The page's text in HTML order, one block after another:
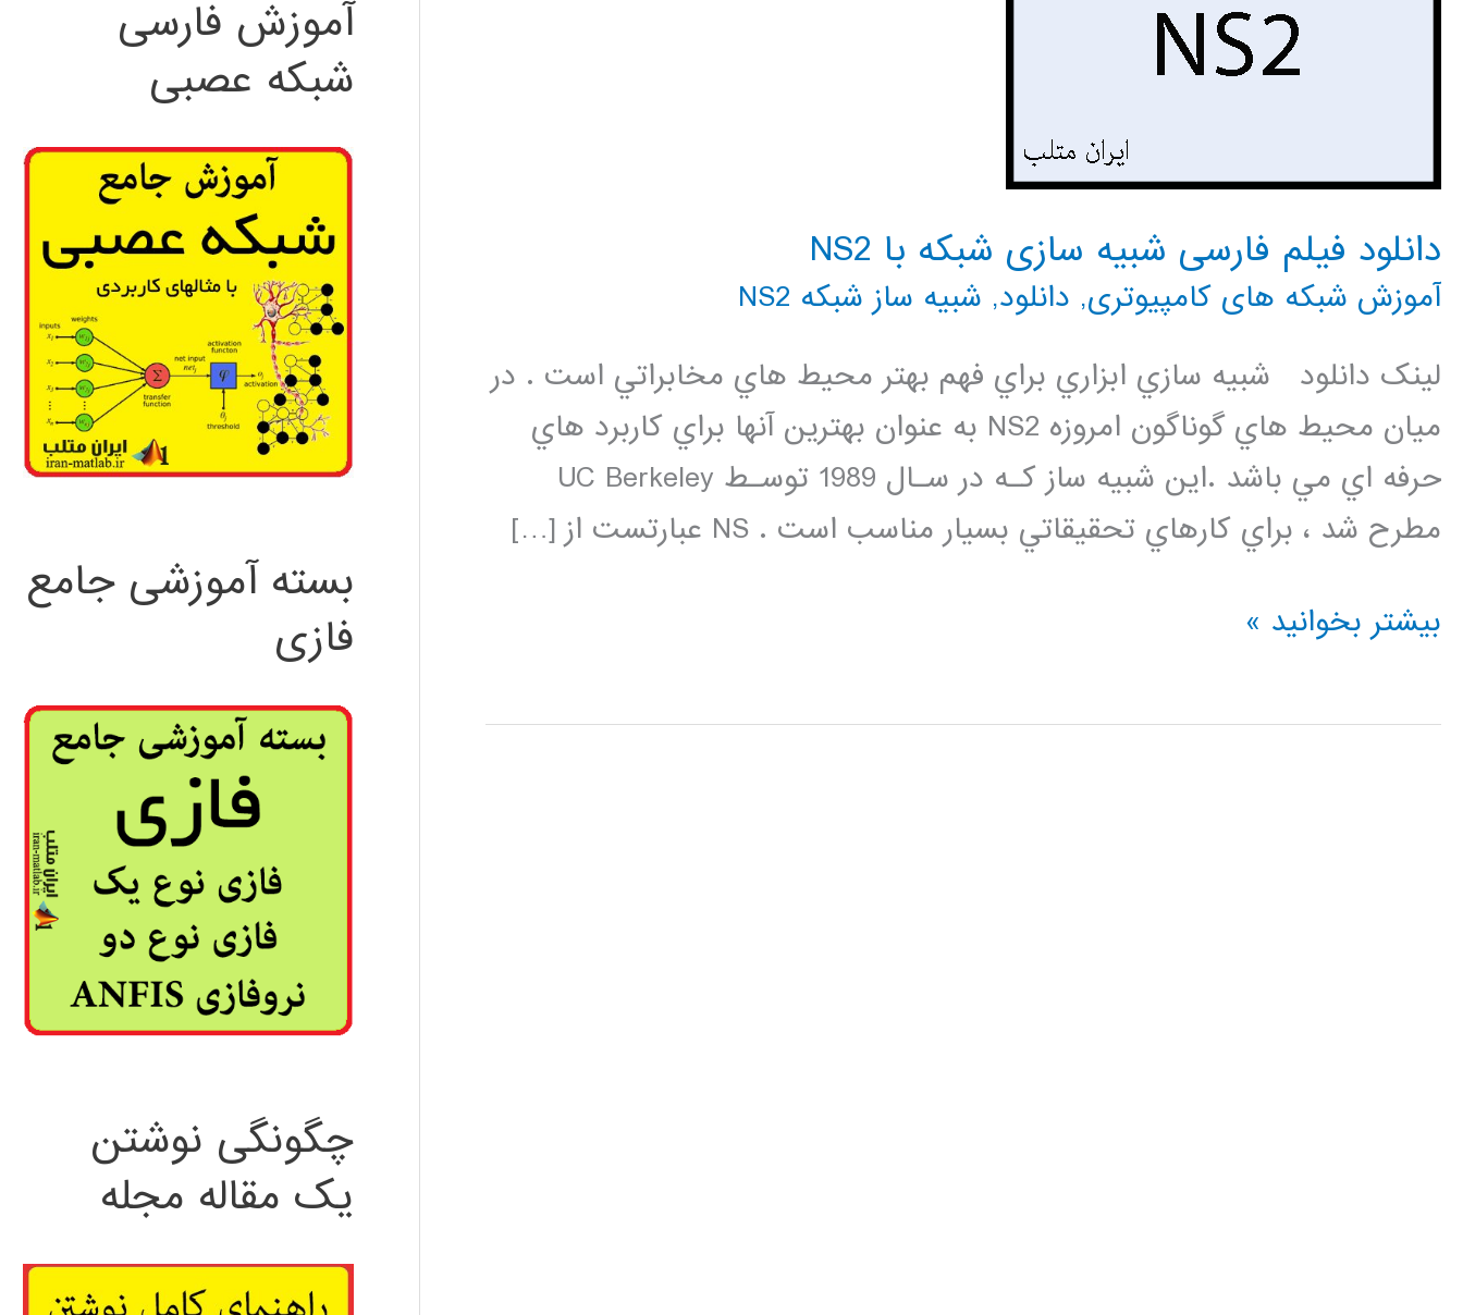
دانلود فیلم فارسی شبیه سازی شبکه با NS2
آموزش شبکه های کامپیوتری, دانلود, شبیه ساز شبکه NS2
لینک دانلود شبيه سازي ابزاري براي فهم بهتر محيط هاي مخابراتي است . در
ميان محيط هاي گوناگون امروزه NS2 به عنوان بهترين آنها براي كاربرد هاي
حرفه اي مي باشد .اين شبيه ساز كـه در سـال 1989 توسـط UC Berkeley
مطرح شد ، براي كارهاي تحقيقاتي بسيار مناسب است . NS عبارتست از […]
دانلود
فارسی
بیشتر بخوانید »
آموزش فارسی
شبکه عصبی
بسته آموزشی جامع
فازی
چگونگی نوشتن
یک مقاله مجله